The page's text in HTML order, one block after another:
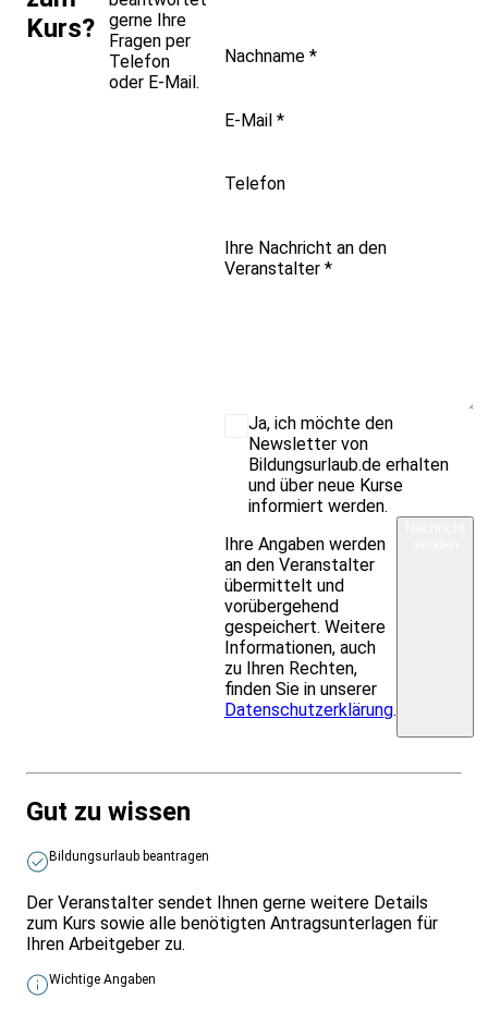
Kurs?
gerne Ihre
Fragen per
Telefon
oder E-Mail.
Nachname *
E-Mail *
Telefon
Ihre Nachricht an den
Veranstalter *
Ja, ich möchte den
Newsletter von
Bildungsurlaub.de erhalten
und über neue Kurse
informiert werden.
Ihre Angaben werden
an den Veranstalter
übermittelt und
vorübergehend
gespeichert. Weitere
Informationen, auch
zu Ihren Rechten,
finden Sie in unserer
Datenschutzerklärung.
Gut zu wissen
Bildungsurlaub beantragen
Der Veranstalter sendet Ihnen gerne weitere Details
zum Kurs sowie alle benötigten Antragsunterlagen für
Ihren Arbeitgeber zu.
Wichtige Angaben